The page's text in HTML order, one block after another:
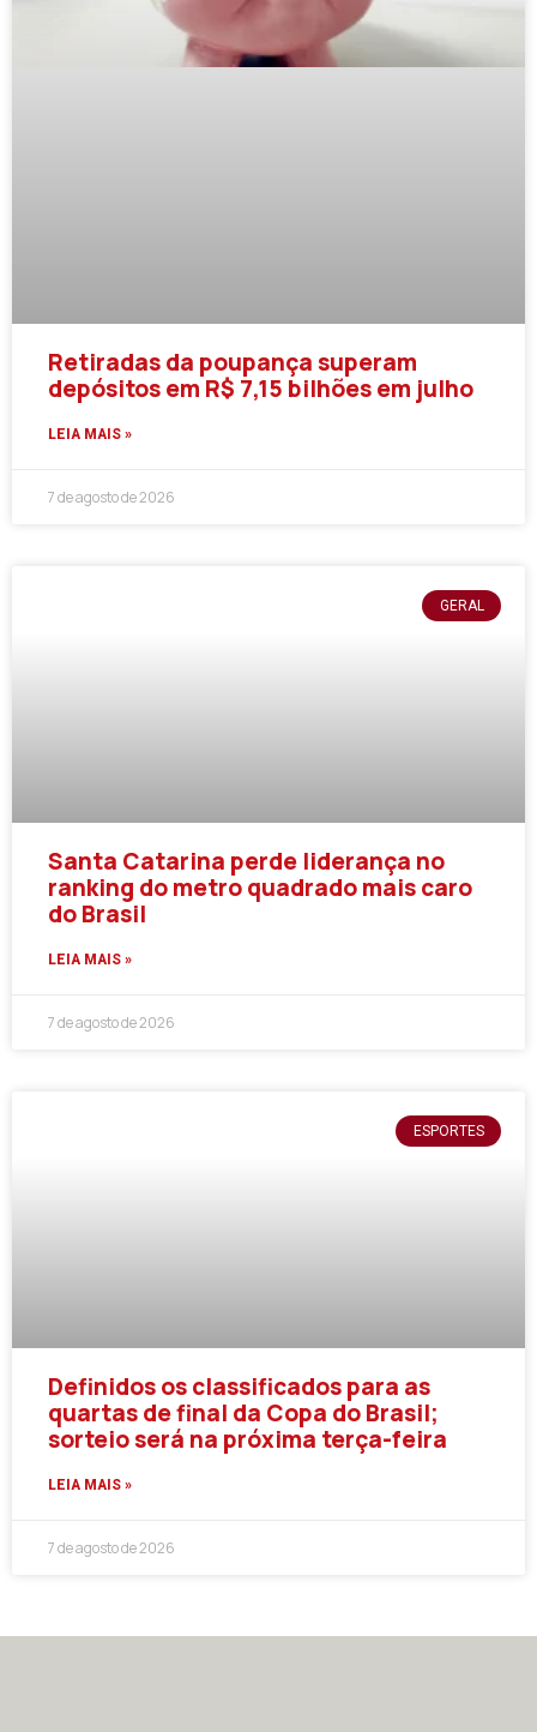
Retiradas da poupança superam
depósitos em R$ 7,15 bilhões em julho
LEIA MAIS »
7 de agosto de 2026
GERAL
Santa Catarina perde liderança no
ranking do metro quadrado mais caro
do Brasil
LEIA MAIS »
7 de agosto de 2026
ESPORTES
Definidos os classificados para as
quartas de final da Copa do Brasil;
sorteio será na próxima terça-feira
LEIA MAIS »
7 de agosto de 2026